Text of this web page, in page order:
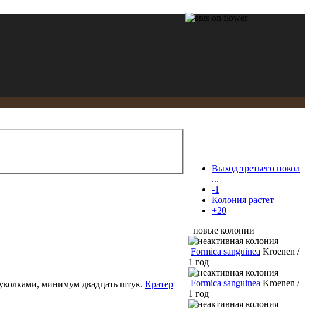
минимум двадцать штук. Кратер
Выход третьего покол
...
-1
Колония растет
+20
новые колонии
Formica sanguinea Kroenen /
1 год
Formica sanguinea Kroenen /
1 год